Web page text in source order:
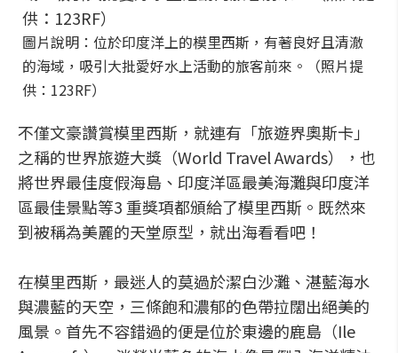
圖片說明：位於印度洋上的模里西斯，有著良好且清澈
的海域，吸引大批愛好水上活動的旅客前來。（照片提
供：123RF）
不僅文豪讚賞模里西斯，就連有「旅遊界奧斯卡」
之稱的世界旅遊大獎（World Travel Awards），也
將世界最佳度假海島、印度洋區最美海灘與印度洋
區最佳景點等3 重獎項都頒給了模里西斯。既然來
到被稱為美麗的天堂原型，就出海看看吧！
在模里西斯，最迷人的莫過於潔白沙灘、湛藍海水
與濃藍的天空，三條飽和濃郁的色帶拉闊出絕美的
風景。首先不容錯過的便是位於東邊的鹿島（Ile